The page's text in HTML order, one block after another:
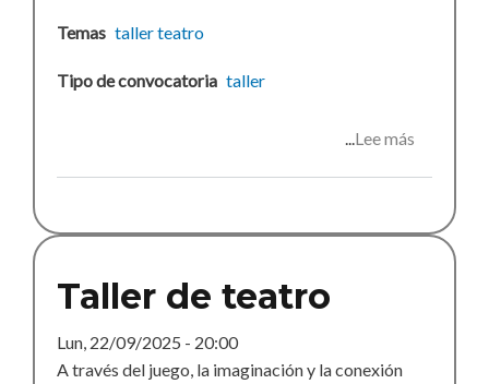
Temas tallerteatro
Tipo de convocatoria taller
Lee más
curso
Taller de teatro
Lun, 22/09/2025 - 20:00
A través del juego, la imaginación y la conexión